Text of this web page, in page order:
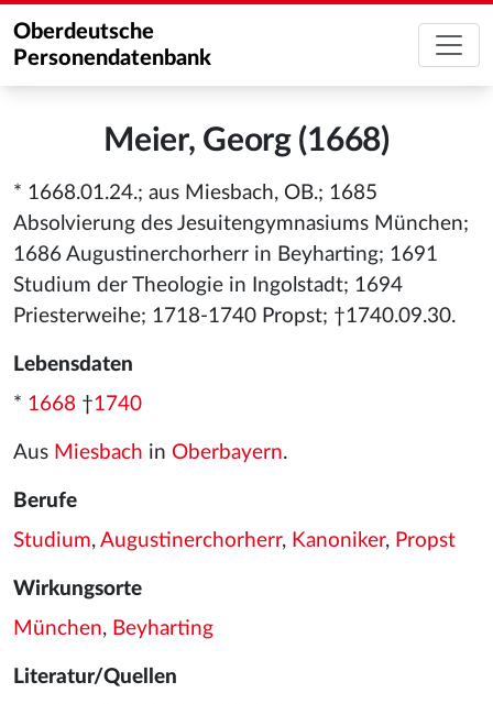
Oberdeutsche
Personendatenbank
Meier, Georg (1668)
* 1668.01.24.; aus Miesbach, OB.; 1685
Absolvierung des Jesuitengymnasiums München;
1686 Augustinerchorherr in Beyharting; 1691
Studium der Theologie in Ingolstadt; 1694
Priesterweihe; 1718-1740 Propst; †1740.09.30.
Lebensdaten
* 1668 †1740
Aus Miesbach in Oberbayern.
Berufe
Studium, Augustinerchorherr, Kanoniker, Propst
Wirkungsorte
München, Beyharting
Literatur/Quellen